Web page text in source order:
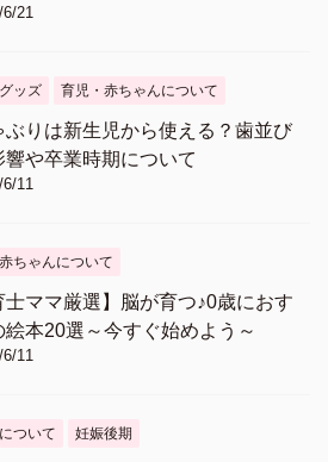
6/21
ッズ 育児・赤ちゃんについて
ぶりは新生児から使える？歯並び
響や卒業時期について
6/11
ちゃんについて
士ママ厳選】脳が育つ♪0歳におす
絵本20選～今すぐ始めよう～
6/11
ついて 妊娠後期